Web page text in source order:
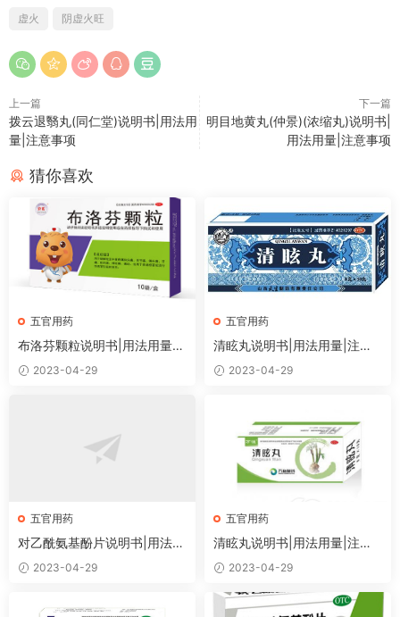
虚火 阴虚火旺
上一篇
拨云退翳丸(同仁堂)说明书|用法用
量|注意事项
下一篇
明目地黄丸(仲景)(浓缩丸)说明书|
用法用量|注意事项
猜你喜欢
五官用药
布洛芬颗粒说明书|用法用量|
注意事项
2023-04-29
五官用药
清眩丸说明书|用法用量|注意
事项2023-04-29
五官用药
对乙酰氨基酚片说明书|用法用
量|注意事项
2023-04-29
五官用药
清眩丸说明书|用法用量|注意
事项2023-04-29